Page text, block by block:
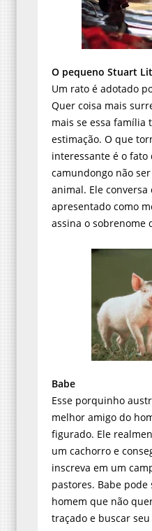
O pequeno Stuart
Um rato é adotado
Quer coisa mais
mais se essa família
estimação. O que
interessante é o fato
camundongo não
animal. Ele conversa
apresentado como
assina o sobrenome
Babe
Esse porquinho
melhor amigo do
figurado. Ele
um cachorro e
inscreva em um
pastores. Babe
homem que não
traçado e buscar